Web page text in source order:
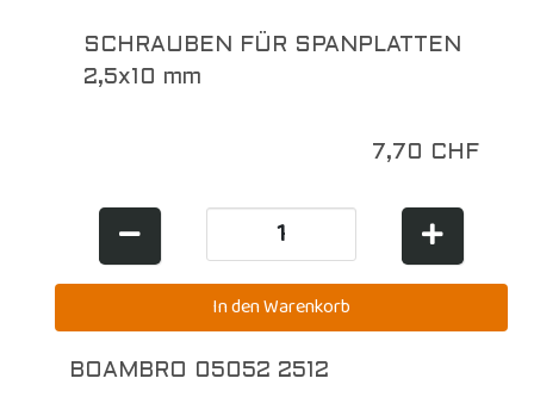
SCHRAUBEN FÜR SPANPLATTEN
2,5x10 mm
7,70 CHF
BOAMBRO 05052 2512